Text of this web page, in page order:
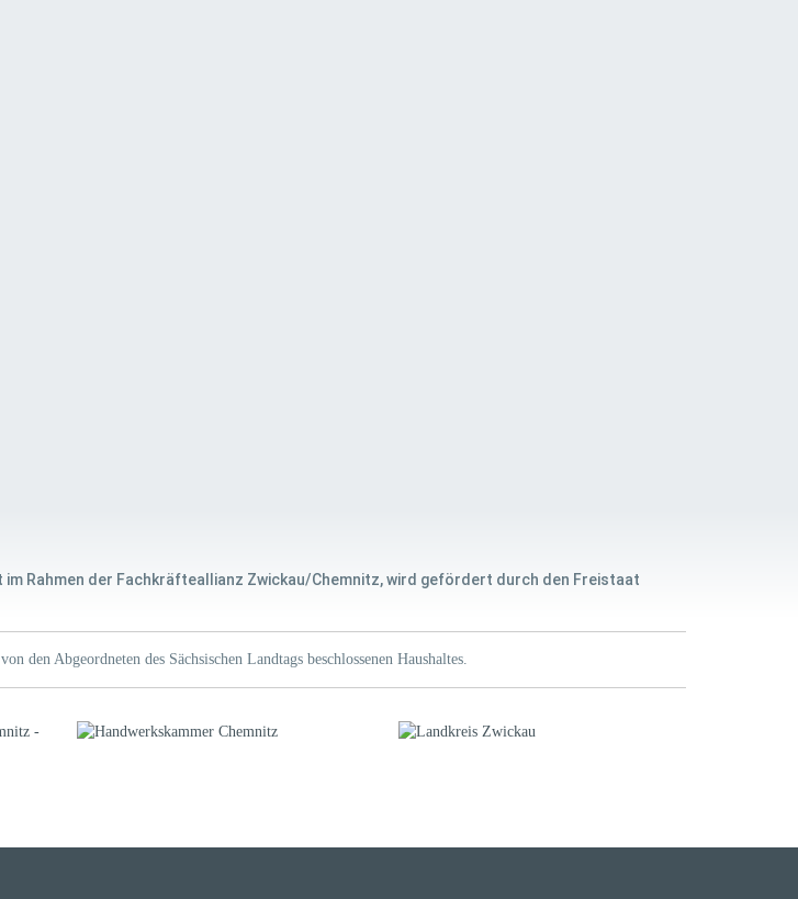
Rahmen der Fachkräfteallianz Zwickau/Chemnitz, wird gefördert durch den Freistaat
Abgeordneten des Sächsischen Landtags beschlossenen Haushaltes.